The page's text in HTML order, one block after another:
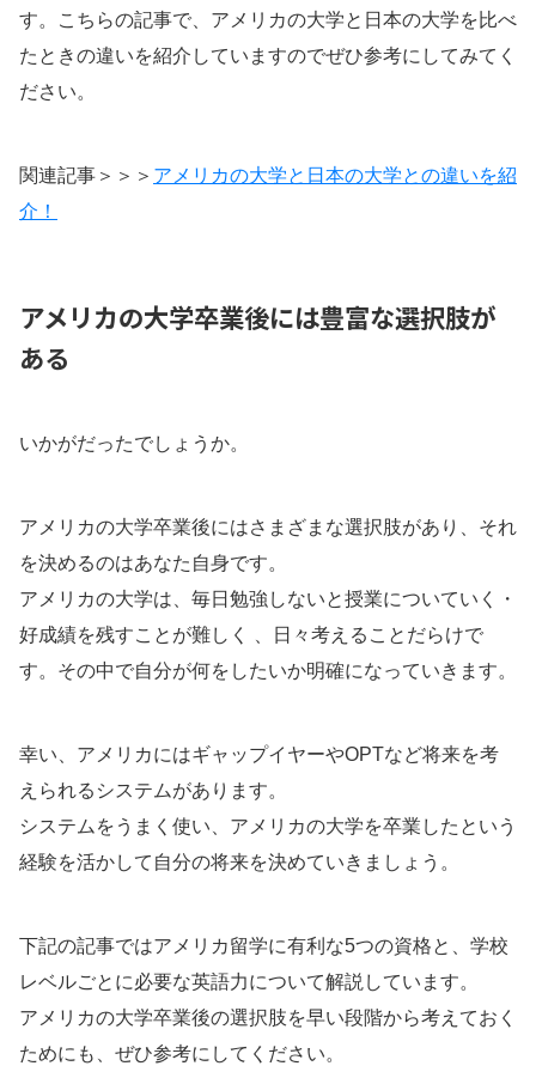
す。こちらの記事で、アメリカの大学と日本の大学を比べ
たときの違いを紹介していますのでぜひ参考にしてみてく
ださい。
関連記事＞＞＞ アメリカの大学と日本の大学との違いを紹
介！
アメリカの大学卒業後には豊富な選択肢が
ある
いかがだったでしょうか。
アメリカの大学卒業後にはさまざまな選択肢があり、それ
を決めるのはあなた自身です。
アメリカの大学は、毎日勉強しないと授業についていく・
好成績を残すことが難しく 、日々考えることだらけで
す。その中で自分が何をしたいか明確になっていきます。
幸い、アメリカにはギャップイヤーやOPTなど将来を考
えられるシステムがあります。
システムをうまく使い、アメリカの大学を卒業したという
経験を活かして自分の将来を決めていきましょう。
下記の記事ではアメリカ留学に有利な5つの資格と、学校
レベルごとに必要な英語力について解説しています。
アメリカの大学卒業後の選択肢を早い段階から考えておく
ためにも、ぜひ参考にしてください。